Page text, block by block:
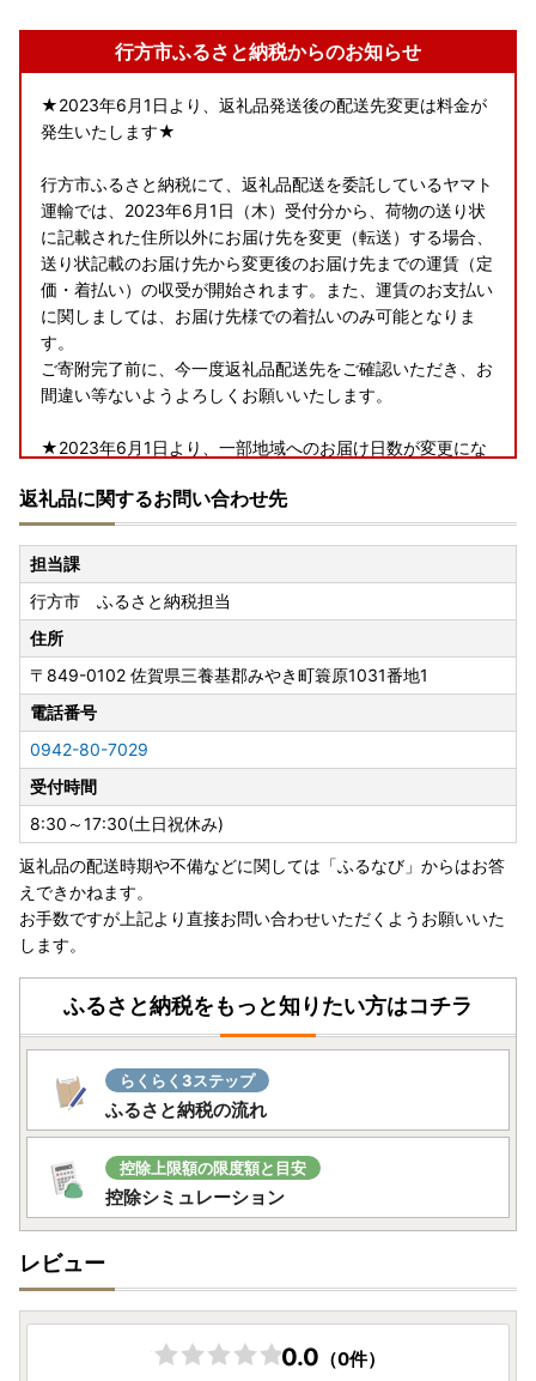
行方市ふるさと納税からのお知らせ
★2023年6月1日より、返礼品発送後の配送先変更は料金が
発生いたします★
行方市ふるさと納税にて、返礼品配送を委託しているヤマト
運輸では、2023年6月1日（木）受付分から、荷物の送り状
に記載された住所以外にお届け先を変更（転送）する場合、
送り状記載のお届け先から変更後のお届け先までの運賃（定
価・着払い）の収受が開始されます。また、運賃のお支払い
に関しましては、お届け先様での着払いのみ可能となりま
す。
ご寄附完了前に、今一度返礼品配送先をご確認いただき、お
間違い等ないようよろしくお願いいたします。
★2023年6月1日より、一部地域へのお届け日数が変更にな
行方市ふるさと納税にて、返礼品配送を委託しているヤマト
運輸では、2023年6月1日（木）受付分から、下記の地域へ
のお届け日数および時間指定帯が変更となります。
賞味期限が短い一部返礼品（クール便配送）につきまして
は、下記対象地域含む一部地域へは配送できないこともござ
いますので、予めご了承くださいますよう、お願い申し上げ
ます。
＜対象地域＞
・島根県（松江市、安来市のみ対象）、広島県（福山市のみ
対象）、鳥取県、岡山県、徳島県、香川県、愛媛県、高知県
■書類の送付について■
寄附金受領証明書、及びワンストップ特例申請書はお申し込
み完了後、2週間から1ヶ月ほどでお送りいたします。
※お申し込み状況により前後する場合がございます。あらか
じめご了承ください。
■寄附金税額控除に係る申告特例申請書（ワンストップ特例
申請書）の送付について ■
せて期限内に下記へご郵送下さい。
〒311-3892 茨城県行方市麻生1561番地9
行方市ふるさと応援寄附金事務局
（行方市企画部魅力発信課）
返礼品に関するお問い合わせ先
担当課
行方市 ふるさと納税担当
住所
〒849-0102 佐賀県三養基郡みやき町簑原1031番地1
電話番号
0942-80-7029
受付時間
8:30～17:30(土日祝休み)
返礼品の配送時期や不備などに関しては「ふるなび」からはお答
えできかねます。
お手数ですが上記より直接お問い合わせいただくようお願いいた
します。
ふるさと納税をもっと知りたい方はコチラ
らくらく3ステップ
ふるさと納税の流れ
控除上限額の限度額と目安
控除シミュレーション
レビュー
0.0 （0件）